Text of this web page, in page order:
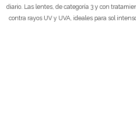
diario. Las lentes, de categoría 3 y con
contra rayos UV y UVA, ideales para sol